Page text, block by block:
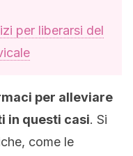
per liberarsi del
per alleviare
in questi casi. Si
come le